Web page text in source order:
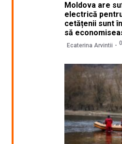
Moldova are
electrică
cetățenii sunt
să
Ecaterina Arvintii